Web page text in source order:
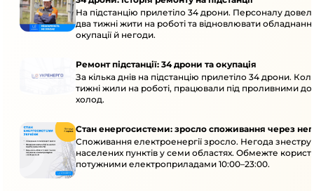
На підстанцію прилетіло 34 дрони. Персоналу
два тижні жити на роботі та відновлювати
окупації й негоди.
Ремонт підстанції: 34 дрони та окупація
За кілька днів на підстанцію прилетіло 34 дрони.
тижні жили на роботі, працювали під проливними
холод.
Стан енергосистеми: зросло споживання через
Споживання електроенергії зросло. Негода
населених пунктів у семи областях. Обмежте
потужними електроприладами 10:00–23:00.